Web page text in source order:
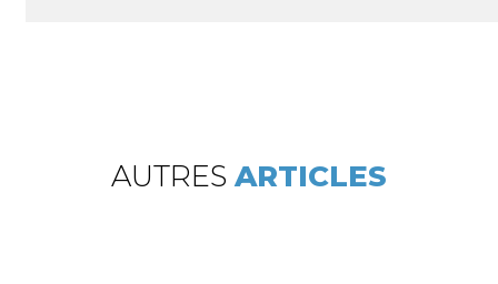
AUTRESARTICLES